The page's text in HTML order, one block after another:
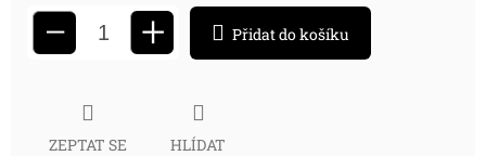
− + Přidat do košíku
ZEPTAT SE HLÍDAT